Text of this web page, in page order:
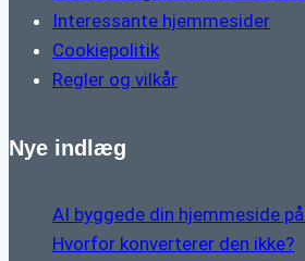
Interessante hjemmesider
Cookiepolitik
Regler og vilkår
Nye indlæg
AI byggede din hjemmeside
Hvorfor konverterer den ikke?